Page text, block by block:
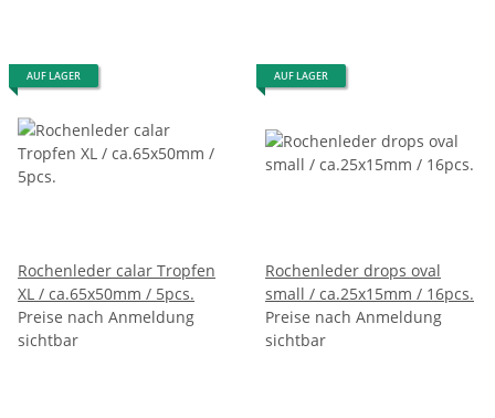
AUF LAGER
Rochenleder calar Tropfen
XL / ca.65x50mm / 5pcs.
Preise nach Anmeldung
sichtbar
AUF LAGER
Rochenleder drops oval
small / ca.25x15mm / 16pcs.
Preise nach Anmeldung
sichtbar